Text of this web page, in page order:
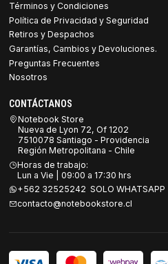
Términos y Condiciones
Política de Privacidad y Seguridad
Retiros y Despachos
Garantías, Cambios y Devoluciones.
Preguntas Frecuentes
Nosotros
CONTÁCTANOS
Notebook Store
Nueva de Lyon 72, Of 1202
7510078 Santiago - Providencia
Región Metropolitana - Chile
Horas de trabajo:
Lun a Vie | 09:00 a 17:30 hrs
+562 32525242 SOLO WHATSAPP
contacto@notebookstore.cl